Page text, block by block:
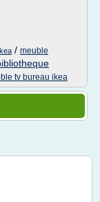
/ meuble
tv bureau ikea